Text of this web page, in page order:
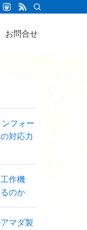
お問合せ
フォー
対応力
作機
のか
マダ製